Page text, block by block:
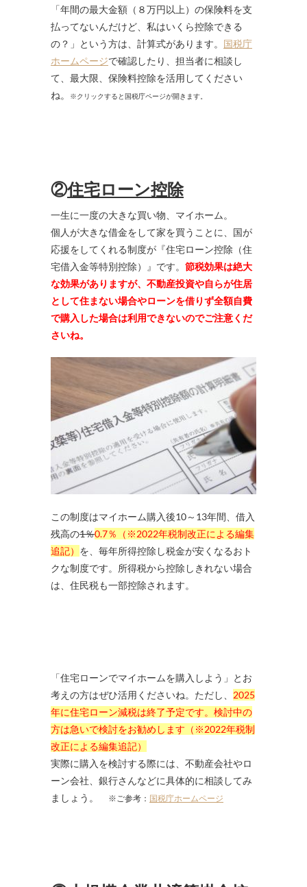
「年間の最大金額（８万円以上）の保険料を支
払ってないんだけど、私はいくら控除できる
の？」という方は、計算式があります。 国税庁
ホームページで確認したり、担当者に相談し
て、最大限、保険料控除を活用してください
ね。
※クリックすると国税庁ページが開きます。
②住宅ローン控除
一生に一度の大きな買い物、マイホーム。
個人が大きな借金をして家を買うことに、国が
応援をしてくれる制度が『住宅ローン控除（住
宅借入金等特別控除）』です。 節税効果は絶大
な効果がありますが、 不動産投資や自らが住居
として住まない場合やローンを借りず全額自費
で購入した場合は利用できないのでご注意くだ
さいね。
この制度はマイホーム購入後10～13年間、借入
残高の1％0.7％（※2022年税制改正による編集
追記） を、毎年所得控除し税金が安くなるおト
クな制度です。所得税から控除しきれない場合
は、住民税も一部控除されます。
「住宅ローンでマイホームを購入しよう」とお
考えの方はぜひ活用くださいね。ただし、 2025
年に住宅ローン減税は終了予定です。検討中の
方は急いで検討をお勧めします（※2022年税制
改正による編集追記）
実際に購入を検討する際には、不動産会社やロ
ーン会社、銀行さんなどに具体的に相談してみ
ましょう。
※ご参考： 国税庁ホームページ